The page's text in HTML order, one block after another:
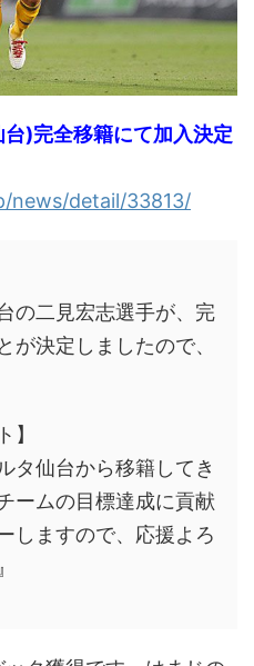
)完全移籍にて加入決定
news/detail/33813/
の二見宏志選手が、完
が決定しましたので、
】
タ仙台から移籍してき
ームの目標達成に貢献
しますので、応援よろ